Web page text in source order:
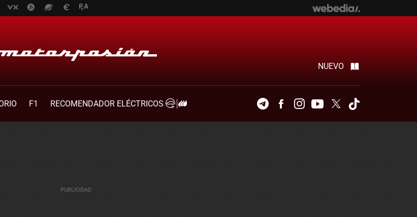
NUEVO
F1
RECOMENDADOR ELÉCTRICOS
TelegramFacebookInstagramYoutubeTwitter